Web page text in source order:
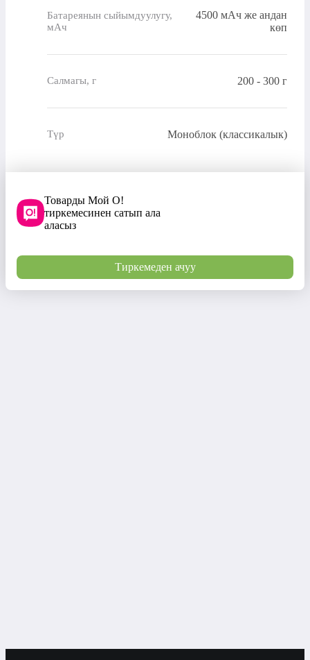
Батареянын сыйымдуулугу,
мАч
4500 мАч же андан
көп
Салмагы, г 200 - 300 г
Түр Моноблок (классикалык)
Товарды Мой О!
тиркемесинен сатып ала
аласыз
Тиркемеден ачуу